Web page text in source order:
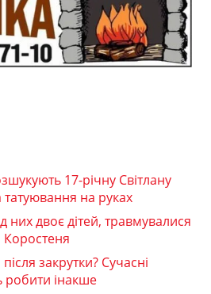
17-річну Світлану
на руках
двоє дітей, травмувалися
Коростеня
закрутки? Сучасні
робити інакше